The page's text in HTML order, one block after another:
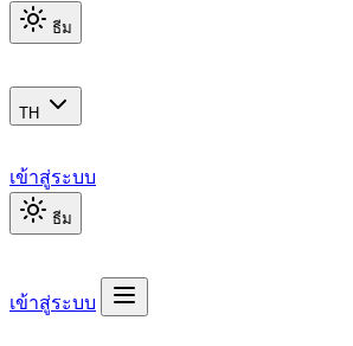
ธีม
TH
เข้าสู่ระบบ
ธีม
เข้าสู่ระบบ